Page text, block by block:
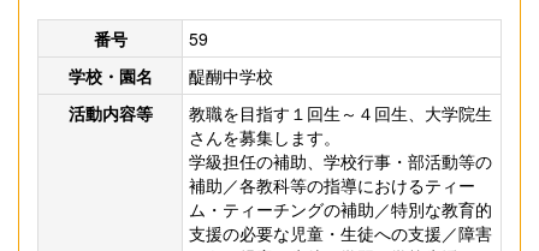
番号
59
学校・園名
醍醐中学校
活動内容等
教職を目指す１回生～４回生、大学院生
さんを募集します。
学級担任の補助、学校行事・部活動等の
補助／各教科等の指導におけるティー
ム・ティーチングの補助／特別な教育的
支援の必要な児童・生徒への支援／障害